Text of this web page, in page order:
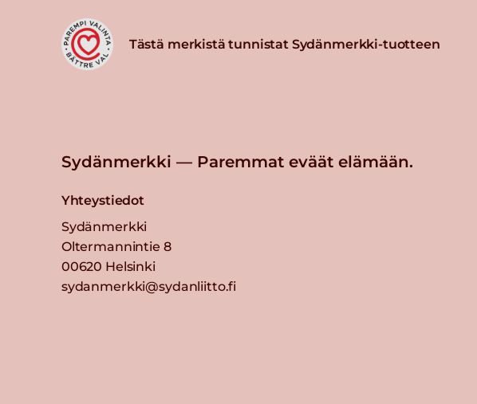
Tästä merkistä tunnistat Sydänmerkki-tuotteen
Sydänmerkki — Paremmat eväät elämään.
Yhteystiedot
Sydänmerkki
Oltermannintie 8
00620 Helsinki
sydanmerkki@sydanliitto.fi